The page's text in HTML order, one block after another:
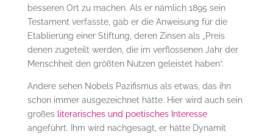
besseren Ort zu machen. Als er nämlich 1895 sein
Testament verfasste, gab er die Anweisung für die
Etablierung einer Stiftung, deren Zinsen als „Preis
denen zugeteilt werden, die im verflossenen Jahr der
Menschheit den größten Nutzen geleistet haben“.
Andere sehen Nobels Pazifismus als etwas, das ihn
schon immer ausgezeichnet hätte. Hier wird auch sein
großesliterarisches und poetisches Interesse
angeführt. Ihm wird nachgesagt, er hätte Dynamit